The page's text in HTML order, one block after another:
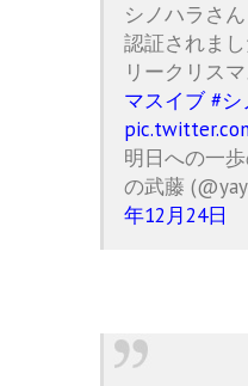
シノハラさ
認証されま
リークリス
マスイブ #シ
明日への一
の武藤
年12月24日